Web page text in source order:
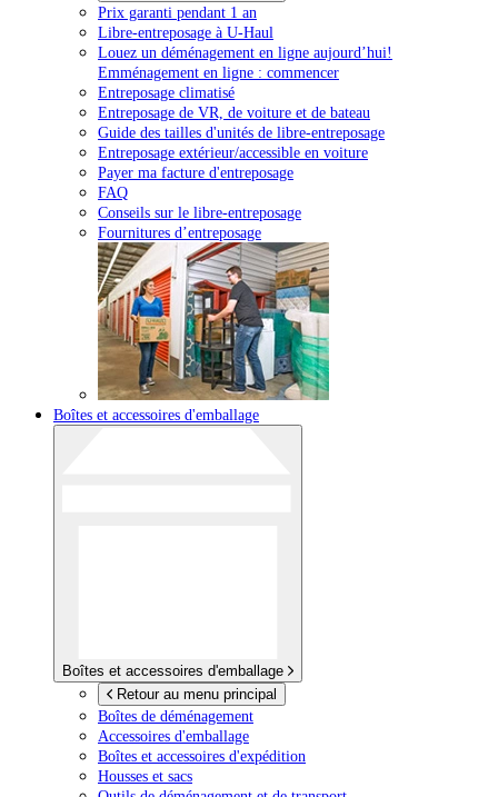
Prix garanti pendant 1 an
Libre-entreposage à U-Haul
Louez un déménagement en ligne aujourd’hui!
Emménagement en ligne : commencer
Entreposage climatisé
Entreposage de VR, de voiture et de bateau
Guide des tailles d'unités de libre-entreposage
Entreposage extérieur/accessible en voiture
Payer ma facture d'entreposage
FAQ
Conseils sur le libre-entreposage
Fournitures d’entreposage
Boîtes et accessoires d'emballage
Boîtes et accessoires d'emballage
Retour au menu principal
Boîtes de déménagement
Accessoires d'emballage
Boîtes et accessoires d'expédition
Housses et sacs